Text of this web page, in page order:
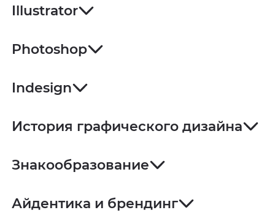
Illustrator
Photoshop
Indesign
История графического дизайна
Знакообразование
Айдентика и брендинг